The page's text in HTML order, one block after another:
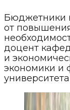
Бюджетники
от
доцент
и
экономики и